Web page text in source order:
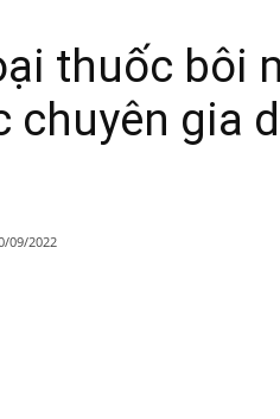
thuốc bôi
chuyên gia
09/2022